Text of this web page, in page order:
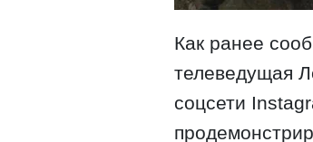
Как ранее
телеведущая
соцсети